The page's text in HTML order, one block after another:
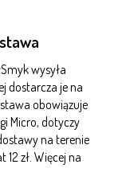
wysyła
dostarcza je na
obowiązuje
Micro, dotyczy
na terenie
12 zł. Więcej na